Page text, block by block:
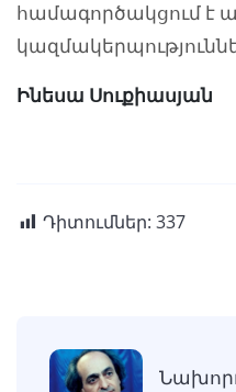
համագործակցում է
Ինեսա Սուքիասյան
Դիտումներ: 337